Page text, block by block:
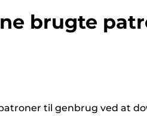
brugte
til genbrug ved at